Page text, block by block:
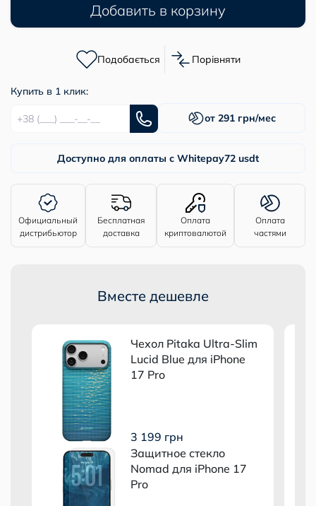
Добавить в корзину
Подобається Порівняти
Купить в 1 клик:
от 291 грн/мес
Доступно для оплаты с Whitepay72 usdt
Официальный
дистрибьютор
Бесплатная
доставка
Оплата
криптовалютой
Оплата
частями
Вместе дешевле
Чехол Pitaka Ultra-Slim
Lucid Blue для iPhone
17 Pro
3 199 грн
Защитное стекло
Nomad для iPhone 17
Pro